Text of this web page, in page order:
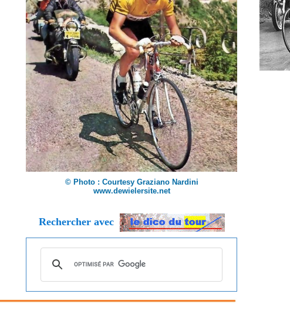
© Photo : Courtesy Graziano Nardini
www.dewielersite.net
Rechercher avec